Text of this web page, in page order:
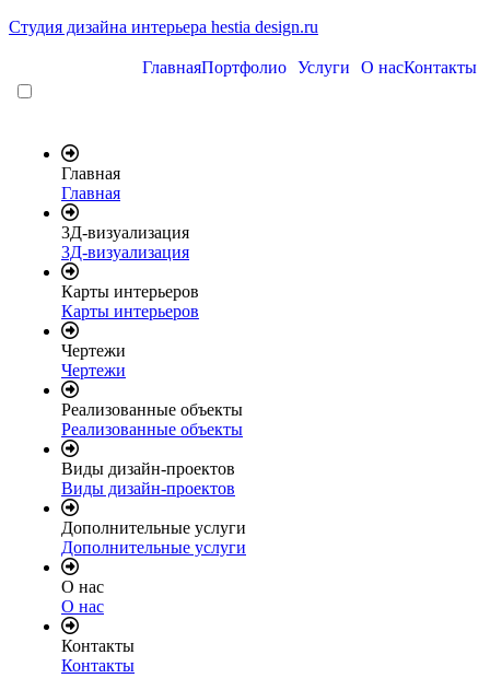
Студия дизайна интерьера hestia design.ru
ГлавнаяПортфолио Услуги О насКонтакты
Главная
Главная
3Д-визуализация
3Д-визуализация
Карты интерьеров
Карты интерьеров
Чертежи
Чертежи
Реализованные объекты
Реализованные объекты
Виды дизайн-проектов
Виды дизайн-проектов
Дополнительные услуги
Дополнительные услуги
О нас
О нас
Контакты
Контакты